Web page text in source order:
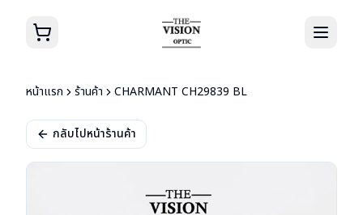
หน้าแรก ร้านค้า CHARMANT CH29839 BL
กลับไปหน้าร้านค้า